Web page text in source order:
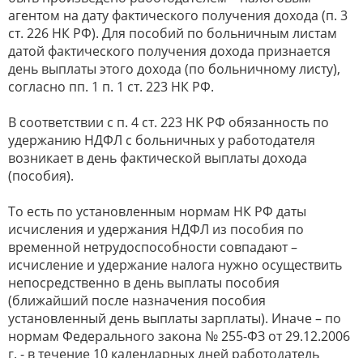
агентом на дату фактического получения дохода (п. 3
ст. 226 НК РФ). Для пособий по больничным листам
датой фактического получения дохода признается
день выплаты этого дохода (по больничному листу),
согласно пп. 1 п. 1 ст. 223 НК РФ.
В соответствии с п. 4 ст. 223 НК РФ обязанность по
удержанию НДФЛ с больничных у работодателя
возникает в день фактической выплаты дохода
(пособия).
То есть по установленным нормам НК РФ даты
исчисления и удержания НДФЛ из пособия по
временной нетрудоспособности совпадают –
исчисление и удержание налога нужно осуществить
непосредственно в день выплаты пособия
(ближайший после назначения пособия
установленный день выплаты зарплаты). Иначе – по
нормам Федерального закона № 255-ФЗ от 29.12.2006
г. - в течение 10 календарных дней работодатель